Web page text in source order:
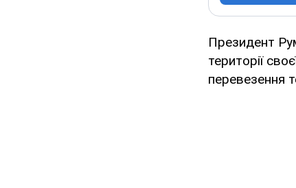
Президент
території
перевезення